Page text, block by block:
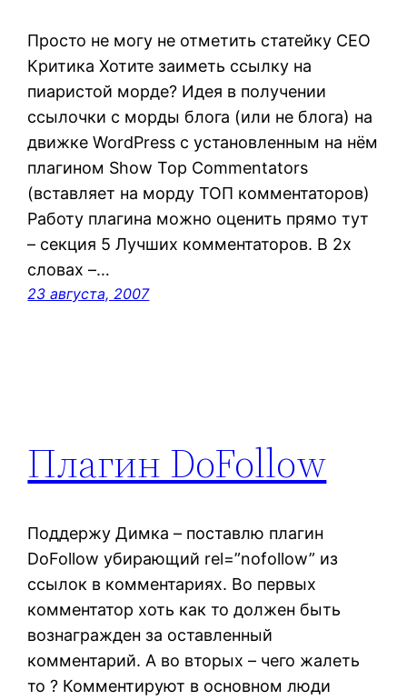
Просто не могу не отметить статейку СЕО
Критика Хотите заиметь ссылку на
пиаристой морде? Идея в получении
ссылочки с морды блога (или не блога) на
движке WordPress с установленным на нём
плагином Show Top Commentators
(вставляет на морду ТОП комментаторов)
Работу плагина можно оценить прямо тут
– секция 5 Лучших комментаторов. В 2х
словах –…
23 августа, 2007
Плагин DoFollow
Поддержу Димка – поставлю плагин
DoFollow убирающий rel=”nofollow” из
ссылок в комментариях. Во первых
комментатор хоть как то должен быть
вознагражден за оставленный
комментарий. А во вторых – чего жалеть
то ? Комментируют в основном люди